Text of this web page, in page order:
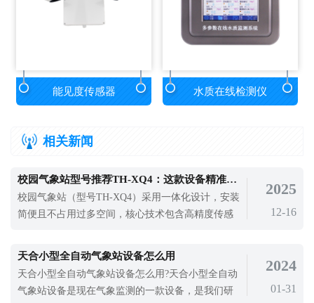
能见度传感器 水质在线检测仪
相关新闻
校园气象站型号推荐TH-XQ4：这款设备精准采集多项气象要素
校园气象站（型号TH-XQ4）采用一体化设计，安装
简便且不占用过多空间，核心技术包含高精度传感
2025
12-16
天合小型全自动气象站设备怎么用
天合小型全自动气象站设备怎么用?天合小型全自动
气象站设备是现在气象监测的一款设备，是我们研
2024
01-31